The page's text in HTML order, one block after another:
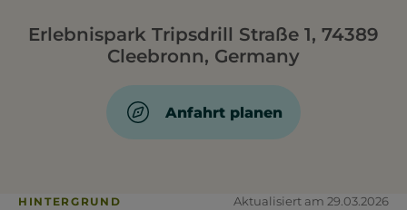
Erlebnispark Tripsdrill Straße 1, 74389
Cleebronn, Germany
Anfahrt planen
HINTERGRUND Aktualisiert am 29.03.2026